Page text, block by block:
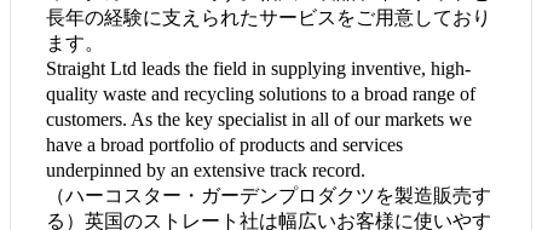
長年の経験に支えられたサービスをご用意しており
ます。
Straight Ltd leads the field in supplying inventive, high-
quality waste and recycling solutions to a broad range of
customers. As the key specialist in all of our markets we
have a broad portfolio of products and services
underpinned by an extensive track record.
（ハーコスター・ガーデンプロダクツを製造販売す
る）英国のストレート社は幅広いお客様に使いやす